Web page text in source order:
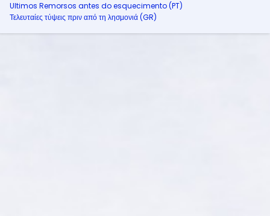
Ultimos Remorsos antes do esquecimento (PT)
Τελευταίες τύψεις πριν από τη λησμονιά (GR)